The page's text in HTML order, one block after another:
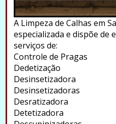
A Limpeza de Calhas em
especializada e dispõe de
serviços de:
Controle de Pragas
Dedetização
Desinsetizadora
Desinsetizadoras
Desratizadora
Detetizadora